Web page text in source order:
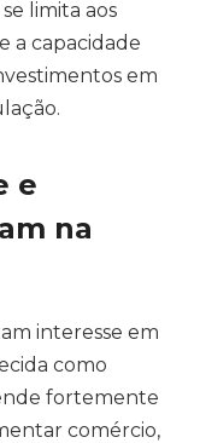
limita aos
a capacidade
em
e
na
interesse em
como
fortemente
comércio,